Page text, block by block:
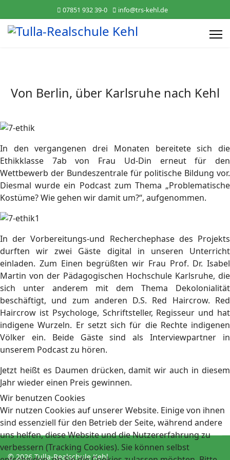
07851 932 39-0 info@trs-kehl.de
Von Berlin, über Karlsruhe nach Kehl
In den vergangenen drei Monaten bereitete sich die
Ethikklasse 7ab von Frau Ud-Din erneut für den
Wettbewerb der Bundeszentrale für politische Bildung vor.
Diesmal wurde ein Podcast zum Thema „Problematische
Kostüme? Wie gehen wir damit um?“, aufgenommen.
In der Vorbereitungs-und Recherchephase des Projekts
durften wir zwei Gäste digital in unseren Unterricht
einladen. Zum Einen begrüßten wir Frau Prof. Dr. Isabel
Martin von der Pädagogischen Hochschule Karlsruhe, die
sich unter anderem mit dem Thema Dekolonialität
beschäftigt, und zum anderen D.S. Red Haircrow. Red
Haircrow ist Psychologe, Schriftsteller, Regisseur und hat
indigene Wurzeln. Er setzt sich für die Rechte indigenen
Völker ein. Beide Gäste sind als Interviewpartner in
unserem Podcast zu hören.
Jetzt heißt es Daumen drücken, damit wir auch in diesem
Jahr wieder einen Preis gewinnen.
© 2026 Tulla-Realschule Kehl
Wir benutzen Cookies
Wir nutzen Cookies auf unserer Website. Einige von ihnen
sind essenziell für den Betrieb der Seite, während andere
uns helfen, diese Website und die Nutzererfahrung zu
verbessern (Tracking Cookies). Sie können selbst